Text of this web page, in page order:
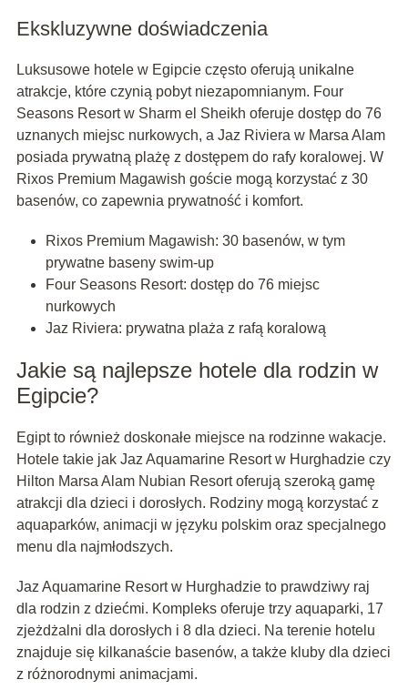
Ekskluzywne doświadczenia
Luksusowe hotele w Egipcie często oferują unikalne
atrakcje, które czynią pobyt niezapomnianym. Four
Seasons Resort w Sharm el Sheikh oferuje dostęp do 76
uznanych miejsc nurkowych, a Jaz Riviera w Marsa Alam
posiada prywatną plażę z dostępem do rafy koralowej. W
Rixos Premium Magawish goście mogą korzystać z 30
basenów, co zapewnia prywatność i komfort.
Rixos Premium Magawish: 30 basenów, w tym
prywatne baseny swim-up
Four Seasons Resort: dostęp do 76 miejsc
nurkowych
Jaz Riviera: prywatna plaża z rafą koralową
Jakie są najlepsze hotele dla rodzin w
Egipcie?
Egipt to również doskonałe miejsce na rodzinne wakacje.
Hotele takie jak Jaz Aquamarine Resort w Hurghadzie czy
Hilton Marsa Alam Nubian Resort oferują szeroką gamę
atrakcji dla dzieci i dorosłych. Rodziny mogą korzystać z
aquaparków, animacji w języku polskim oraz specjalnego
menu dla najmłodszych.
Jaz Aquamarine Resort w Hurghadzie to prawdziwy raj
dla rodzin z dziećmi. Kompleks oferuje trzy aquaparki, 17
zjeżdżalni dla dorosłych i 8 dla dzieci. Na terenie hotelu
znajduje się kilkanaście basenów, a także kluby dla dzieci
z różnorodnymi animacjami.